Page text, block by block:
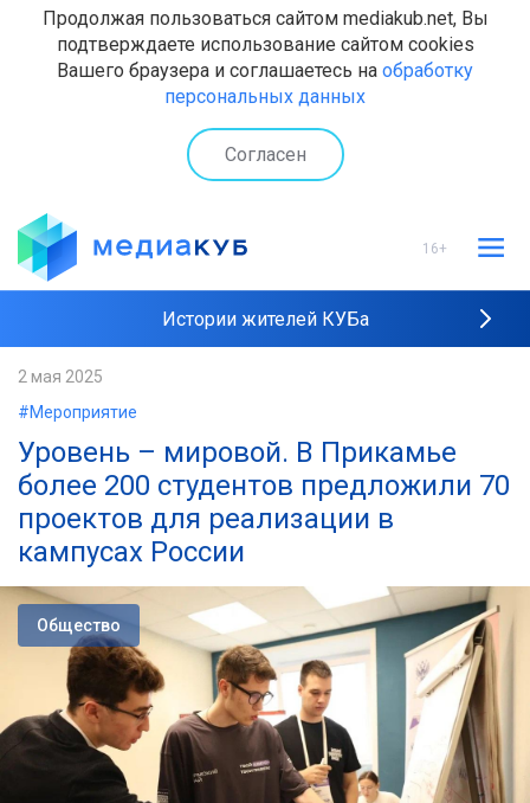
Продолжая пользоваться сайтом mediakub.net, Вы
подтверждаете использование сайтом cookies
Вашего браузера и соглашаетесь на обработку
персональных данных
Согласен
16+
Истории жителей КУБа
2 мая 2025
#Мероприятие
Уровень – мировой. В Прикамье
более 200 студентов предложили 70
проектов для реализации в
кампусах России
Общество